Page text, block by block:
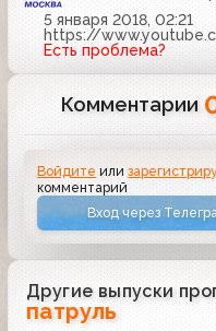
5 января 2018, 02:21
https://
Есть проблема?
Комментарии
Войдите или
комментарий
Вход через
Другие выпуски
патруль